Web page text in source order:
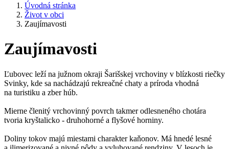
Úvodná stránka
Život v obci
Zaujímavosti
Zaujímavosti
Ľubovec leží na južnom okraji Šarišskej vrchoviny v blízkosti riečky
Svinky, kde sa nachádzajú rekreačné chaty a príroda vhodná
na turistiku a zber húb.
Mierne členitý vrchovinný povrch takmer odlesneného chotára
tvoria kryštalicko - druhohorné a flyšové horniny.
Doliny tokov majú miestami charakter kaňonov. Má hnedé lesné